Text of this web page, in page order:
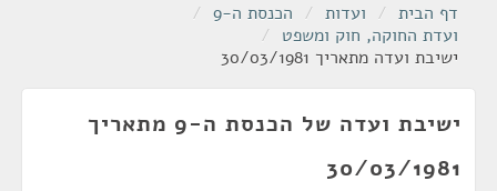
דף הבית / ועדות / הכנסת ה-9
/
ועדת החוקה, חוק ומשפט /
ישיבת ועדה מתאריך 30/03/1981
ישיבת ועדה של הכנסת ה-9 מתאריך
30/03/1981